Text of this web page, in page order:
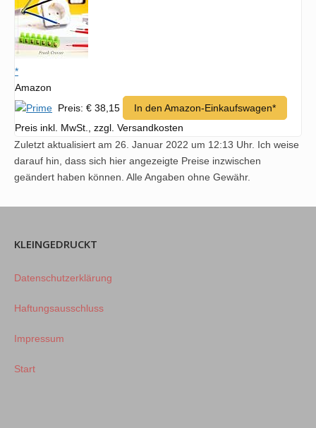
*
Amazon
Preis: € 38,15
In den Amazon-Einkaufswagen*
Preis inkl. MwSt., zzgl. Versandkosten
Zuletzt aktualisiert am 26. Januar 2022 um 12:13 Uhr. Ich weise
darauf hin, dass sich hier angezeigte Preise inzwischen
geändert haben können. Alle Angaben ohne Gewähr.
KLEINGEDRUCKT
Datenschutzerklärung
Haftungsausschluss
Impressum
Start